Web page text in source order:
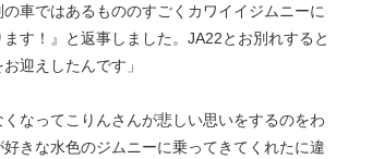
車ではあるもののすごくカワイイジムニーに
す！』と返事しました。JA22とお別れすると
迎えしたんです」
なってこりんさんが悲しい思いをするのをわ
きな水色のジムニーに乗ってきてくれたに違